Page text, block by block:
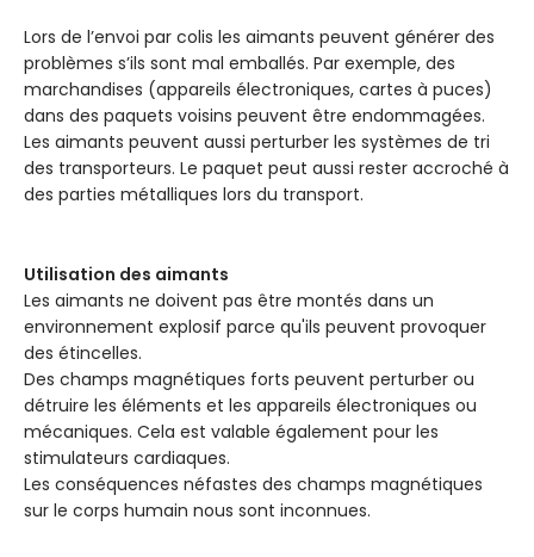
Lors de l’envoi par colis les aimants peuvent générer des
problèmes s’ils sont mal emballés. Par exemple, des
marchandises (appareils électroniques, cartes à puces)
dans des paquets voisins peuvent être endommagées.
Les aimants peuvent aussi perturber les systèmes de tri
des transporteurs. Le paquet peut aussi rester accroché à
des parties métalliques lors du transport.
Utilisation des aimants
Les aimants ne doivent pas être montés dans un
environnement explosif parce qu'ils peuvent provoquer
des étincelles.
Des champs magnétiques forts peuvent perturber ou
détruire les éléments et les appareils électroniques ou
mécaniques. Cela est valable également pour les
stimulateurs cardiaques.
Les conséquences néfastes des champs magnétiques
sur le corps humain nous sont inconnues.